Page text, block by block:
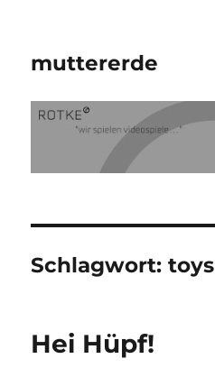
muttererde
Schlagwort:toys
Hei Hüpf!